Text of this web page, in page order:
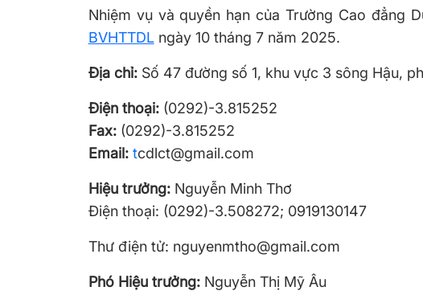
Nhiệm vụ và quyền hạn của Trường Cao đẳng
BVHTTDLngày 10 tháng 7 năm 2025.
Địa chỉ:Số 47 đường số 1, khu vực 3 sông Hậu,
Điện thoại:(0292)-3.815252
Fax:(0292)-3.815252
Email: tcdlct@gmail.com
Hiệu trưởng:Nguyễn Minh Thơ
Điện thoại: (0292)-3.508272; 0919130147
Thư điện tử: nguyenmtho@gmail.com
Phó Hiệu trưởng:Nguyễn Thị Mỹ Âu